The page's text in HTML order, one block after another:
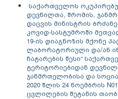
საქართველოს
დევნილთა, შრომის,
დაცვის მინისტრის
კოვიდ-სასტუმროში
19-ის დიაგნოზის მქონე
ლაბორატორიული და/ან
ჩატარების წესი“
ტერიტორიებიდან
ჯანმრთელობისა და
2020 წლის 24 ნოემბრის
ცვლილების შეტანის